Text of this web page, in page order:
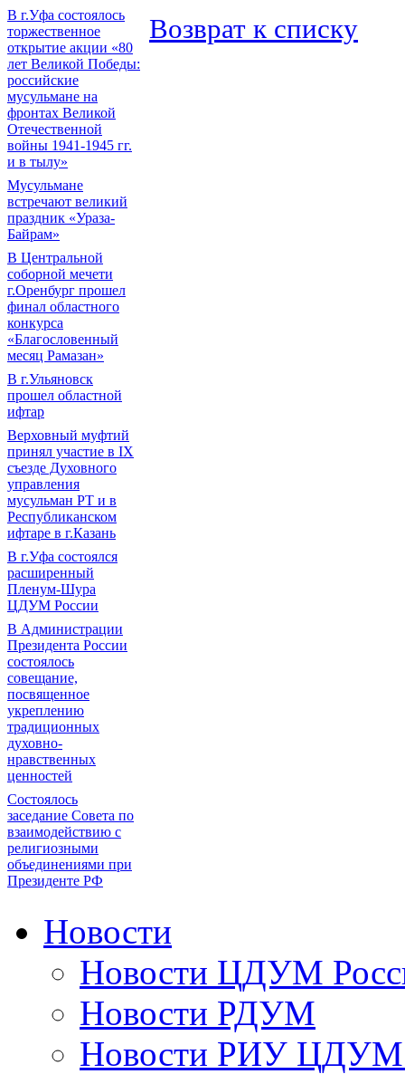
В г.Уфа состоялось
торжественное
открытие акции «80
лет Великой Победы:
российские
мусульмане на
фронтах Великой
Отечественной
войны 1941-1945 гг.
и в тылу»
Мусульмане
встречают великий
праздник «Ураза-
Байрам»
В Центральной
соборной мечети
г.Оренбург прошел
финал областного
конкурса
«Благословенный
месяц Рамазан»
В г.Ульяновск
прошел областной
ифтар
Верховный муфтий
принял участие в IХ
съезде Духовного
управления
мусульман РТ и в
Республиканском
ифтаре в г.Казань
В г.Уфа состоялся
расширенный
Пленум-Шура
ЦДУМ России
В Администрации
Президента России
состоялось
совещание,
посвященное
укреплению
традиционных
духовно-
нравственных
ценностей
Состоялось
заседание Совета по
взаимодействию с
религиозными
объединениями при
Президенте РФ
Возврат к списку
Новости
Новости ЦДУМ
Новости РДУМ
Новости РИУ ЦДУМ